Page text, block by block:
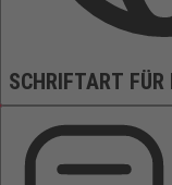
SCHRIFTART